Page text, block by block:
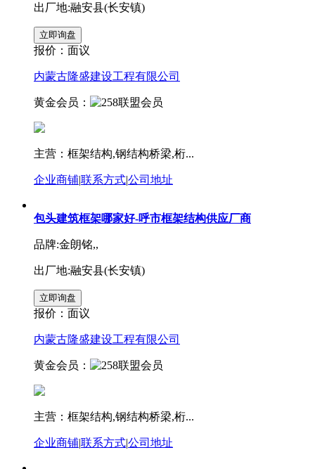
出厂地:融安县(长安镇)
报价： 面议
内蒙古隆盛建设工程有限公司
黄金会员：
主营：框架结构,钢结构桥梁,桁...
企业商铺|联系方式|公司地址
包头建筑框架哪家好-呼市框架结构供应厂商
品牌:金朗铭,,
出厂地:融安县(长安镇)
报价： 面议
内蒙古隆盛建设工程有限公司
黄金会员：
主营：框架结构,钢结构桥梁,桁...
企业商铺|联系方式|公司地址